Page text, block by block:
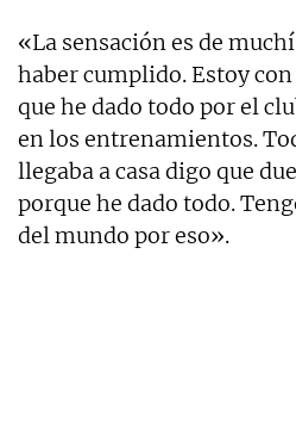
«La sensación es de
haber cumplido. Estoy
que he dado todo por el
en los entrenamientos.
llegaba a casa digo que
porque he dado todo.
del mundo por eso».